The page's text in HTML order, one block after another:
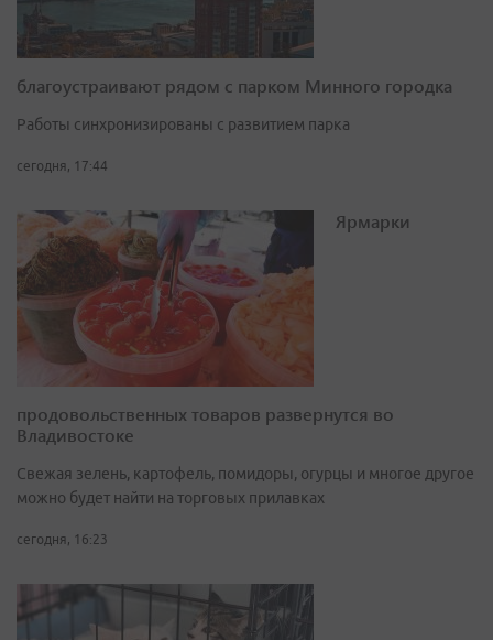
благоустраивают рядом с парком Минного городка
Работы синхронизированы с развитием парка
сегодня, 17:44
Ярмарки
продовольственных товаров развернутся во
Владивостоке
Свежая зелень, картофель, помидоры, огурцы и многое другое
можно будет найти на торговых прилавках
сегодня, 16:23